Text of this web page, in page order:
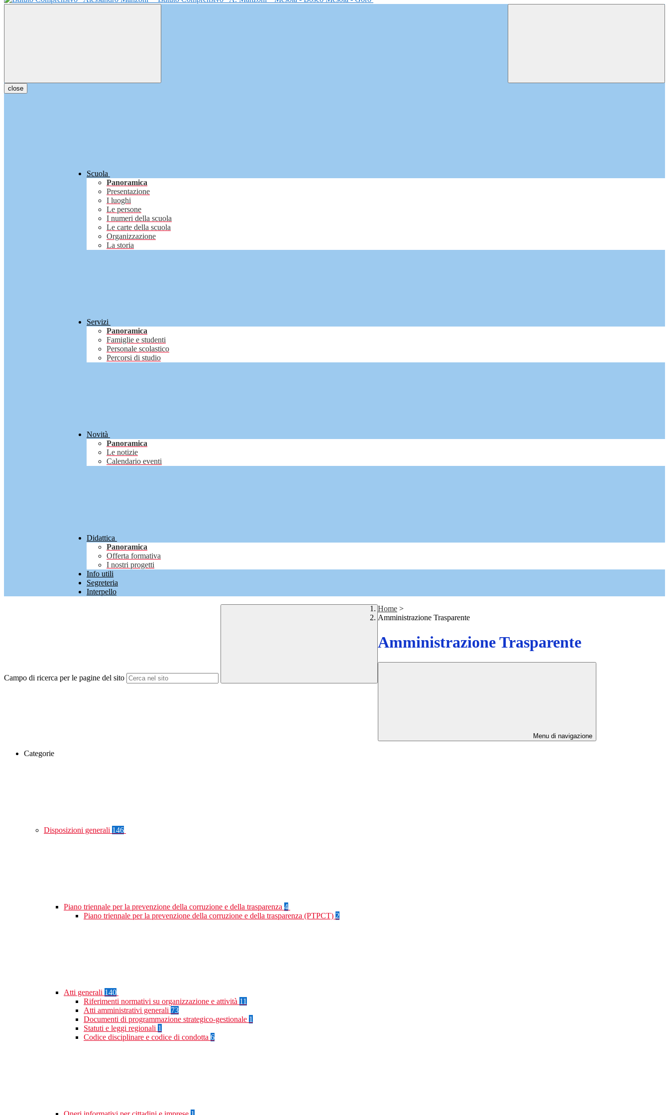
close
Scuola
Panoramica
Presentazione
I luoghi
Le persone
I numeri della scuola
Le carte della scuola
Organizzazione
La storia
Servizi
Panoramica
Famiglie e studenti
Personale scolastico
Percorsi di studio
Novità
Panoramica
Le notizie
Calendario eventi
Didattica
Panoramica
Offerta formativa
I nostri progetti
Info utili
Segreteria
Interpello
Campo di ricerca per le pagine del sito
Home >
Amministrazione Trasparente
Amministrazione Trasparente
Menu di navigazione
Categorie
Disposizioni generali 146
Piano triennale per la prevenzione della corruzione e della trasparenza 4
Piano triennale per la prevenzione della corruzione e della trasparenza (PTPCT) 2
Atti generali 140
Riferimenti normativi su organizzazione e attività 11
Atti amministrativi generali 73
Documenti di programmazione strategico-gestionale 1
Statuti e leggi regionali 1
Codice disciplinare e codice di condotta 6